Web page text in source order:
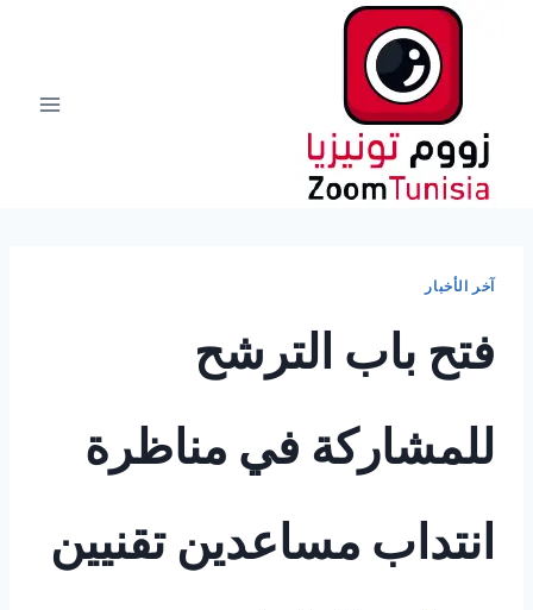
آخر الأخبار
فتح باب الترشح
للمشاركة في مناظرة
انتداب مساعدين تقنيين